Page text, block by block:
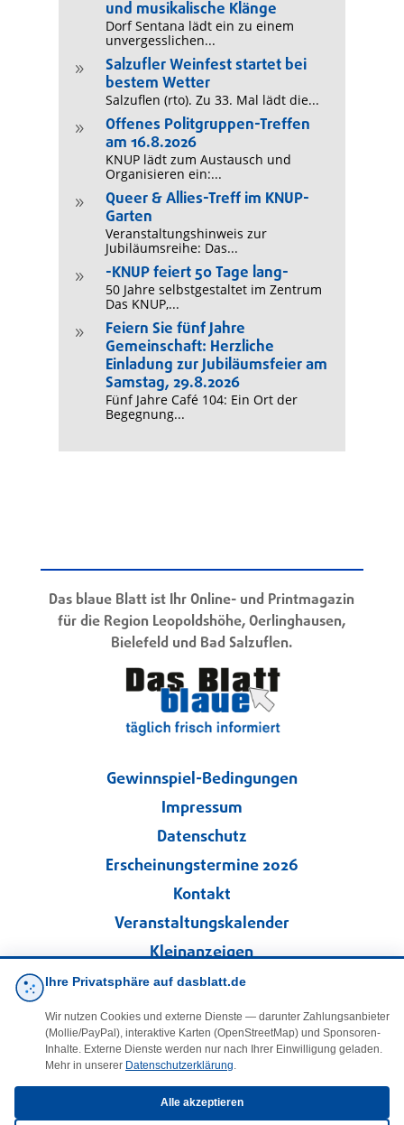
und musikalische Klänge
Dorf Sentana lädt ein zu einem
unvergesslichen...
9
Salzufler Weinfest startet bei
bestem Wetter
Salzuflen (rto). Zu 33. Mal lädt die...
9
Offenes Politgruppen-Treffen
am 16.8.2026
KNUP lädt zum Austausch und
Organisieren ein:...
9
Queer & Allies-Treff im KNUP-
Garten
Veranstaltungshinweis zur
Jubiläumsreihe: Das...
9 -KNUP feiert 50 Tage lang-
50 Jahre selbstgestaltet im Zentrum
Das KNUP,...
9
Feiern Sie fünf Jahre
Gemeinschaft: Herzliche
Einladung zur Jubiläumsfeier am
Samstag, 29.8.2026
Fünf Jahre Café 104: Ein Ort der
Begegnung...
Das blaue Blatt ist Ihr Online- und Printmagazin
für die Region Leopoldshöhe, Oerlinghausen,
Bielefeld und Bad Salzuflen.
Gewinnspiel-Bedingungen
Impressum
Datenschutz
Erscheinungstermine 2026
Kontakt
Veranstaltungskalender
Kleinanzeigen
Folgen Sie uns!
facebook
Ihre Privatsphäre auf dasblatt.de
Wir nutzen Cookies und externe Dienste — darunter Zahlungsanbieter
(Mollie/PayPal), interaktive Karten (OpenStreetMap) und Sponsoren-
Inhalte. Externe Dienste werden nur nach Ihrer Einwilligung geladen.
Mehr in unserer Datenschutzerklärung.
Alle akzeptieren